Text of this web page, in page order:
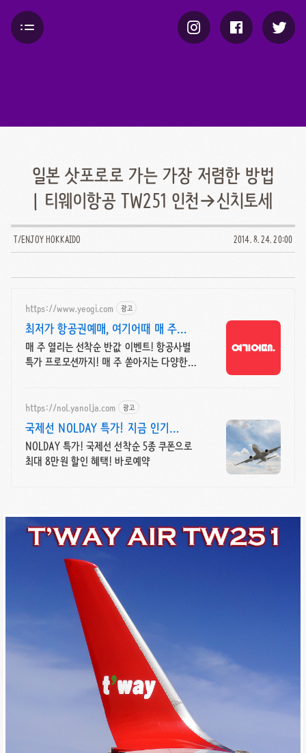
일본 삿포로로 가는 가장 저렴한 방법
| 티웨이항공 TW251 인천→신치토세
T/ENJOY HOKKAIDO 2014. 8. 24. 20:00
https://www.yeogi.com 광고
최저가 항공권예매, 여기어때 매 주
선착순 항공권 반값!
매 주 열리는 선착순 반값 이벤트! 항공사별
특가 프로모션까지! 매 주 쏟아지는 다양한
https://nol.yanolja.com 광고
국제선 NOLDAY 특가! 지금 인기
해외노선 특가
NOLDAY 특가! 국제선 선착순 5종 쿠폰으로
최대 8만원 할인 혜택! 바로예약